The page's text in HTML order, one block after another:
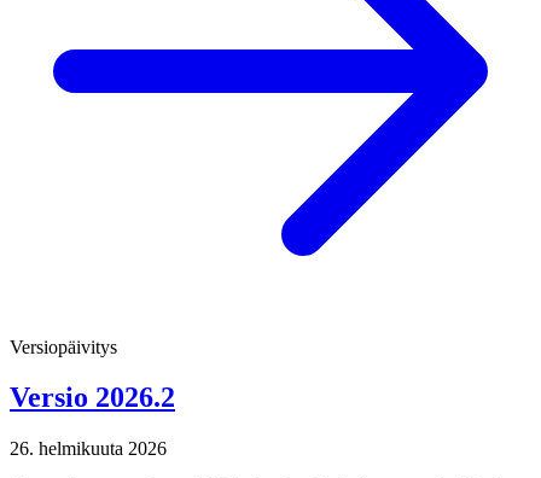
Versiopäivitys
Versio 2026.2
26. helmikuuta 2026